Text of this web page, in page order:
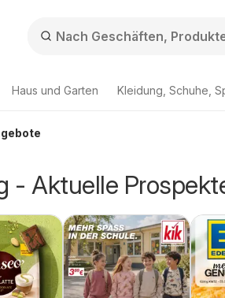
Haus und Garten Kleidung, Schuhe,
- Aktuelle